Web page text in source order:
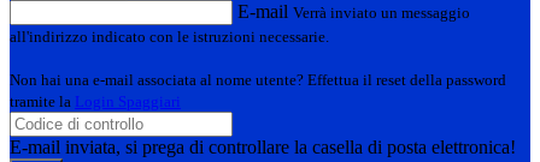
E-mail Verrà inviato un messaggio
all'indirizzo indicato con le istruzioni necessarie.
Non hai una e-mail associata al nome utente? Effettua il reset della password
tramite la Login Spaggiari
E-mail inviata, si prega di controllare la casella di posta elettronica!